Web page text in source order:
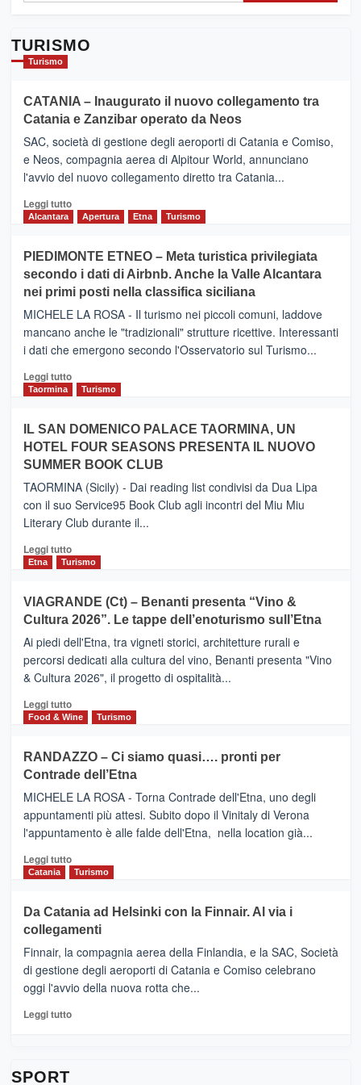
TURISMO
Turismo
CATANIA – Inaugurato il nuovo collegamento tra
Catania e Zanzibar operato da Neos
SAC, società di gestione degli aeroporti di Catania e Comiso,
e Neos, compagnia aerea di Alpitour World, annunciano
l'avvio del nuovo collegamento diretto tra Catania...
Leggi tuttoLeggi
CATANIA
–
Inaugurato
il
nuovo
collegamento
tra
e
Zanzibar
da
Neos
Alcantara Apertura Etna Turismo
PIEDIMONTE ETNEO – Meta turistica privilegiata
secondo i dati di Airbnb. Anche la Valle Alcantara
nei primi posti nella classifica siciliana
MICHELE LA ROSA - Il turismo nei piccoli comuni, laddove
mancano anche le "tradizionali" strutture ricettive. Interessanti
i dati che emergono secondo l'Osservatorio sul Turismo...
Leggi tuttoLeggi
PIEDIMONTE
ETNEO
–
Meta
turistica
privilegiata
secondo
dati
di
Anche
la
Alcantara
nei
primi
nella
classifica
Taormina Turismo
IL SAN DOMENICO PALACE TAORMINA, UN
HOTEL FOUR SEASONS PRESENTA IL NUOVO
SUMMER BOOK CLUB
TAORMINA (Sicily) - Dai reading list condivisi da Dua Lipa
con il suo Service95 Book Club agli incontri del Miu Miu
Literary Club durante il...
Leggi tuttoLeggi
di
IL
SAN
DOMENICO
PALACE
TAORMINA,
UN
HOTEL
FOUR
IL
NUOVO
SUMMER
CLUB
Etna Turismo
VIAGRANDE (Ct) – Benanti presenta “Vino &
Cultura 2026”. Le tappe dell’enoturismo sull’Etna
Ai piedi dell'Etna, tra vigneti storici, architetture rurali e
percorsi dedicati alla cultura del vino, Benanti presenta "Vino
& Cultura 2026", il progetto di ospitalità...
Leggi tuttoLeggi
di
VIAGRANDE
(Ct)
–
Benanti
presenta
“Vino
&
Cultura
tappe
dell’enoturismo
Food & Wine Turismo
RANDAZZO – Ci siamo quasi…. pronti per
Contrade dell’Etna
MICHELE LA ROSA - Torna Contrade dell'Etna, uno degli
appuntamenti più attesi. Subito dopo il Vinitaly di Verona
l'appuntamento è alle falde dell'Etna, nella location già...
Leggi tuttoLeggi
di
RANDAZZO
–
Ci
siamo
quasi….
pronti
per
Catania Turismo
Da Catania ad Helsinki con la Finnair. Al via i
collegamenti
Finnair, la compagnia aerea della Finlandia, e la SAC, Società
di gestione degli aeroporti di Catania e Comiso celebrano
oggi l'avvio della nuova rotta che...
Leggi tuttoLeggi
SPORT